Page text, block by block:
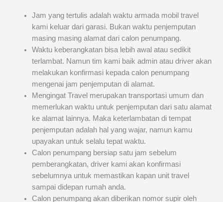
Jam yang tertulis adalah waktu armada mobil travel
kami keluar dari garasi. Bukan waktu penjemputan
masing masing alamat dari calon penumpang.
Waktu keberangkatan bisa lebih awal atau sedikit
terlambat. Namun tim kami baik admin atau driver akan
melakukan konfirmasi kepada calon penumpang
mengenai jam penjemputan di alamat.
Mengingat Travel merupakan transportasi umum dan
memerlukan waktu untuk penjemputan dari satu alamat
ke alamat lainnya. Maka keterlambatan di tempat
penjemputan adalah hal yang wajar, namun kamu
upayakan untuk selalu tepat waktu.
Calon penumpang bersiap satu jam sebelum
pemberangkatan, driver kami akan konfirmasi
sebelumnya untuk memastikan kapan unit travel
sampai didepan rumah anda.
Calon penumpang akan diberikan nomor supir oleh